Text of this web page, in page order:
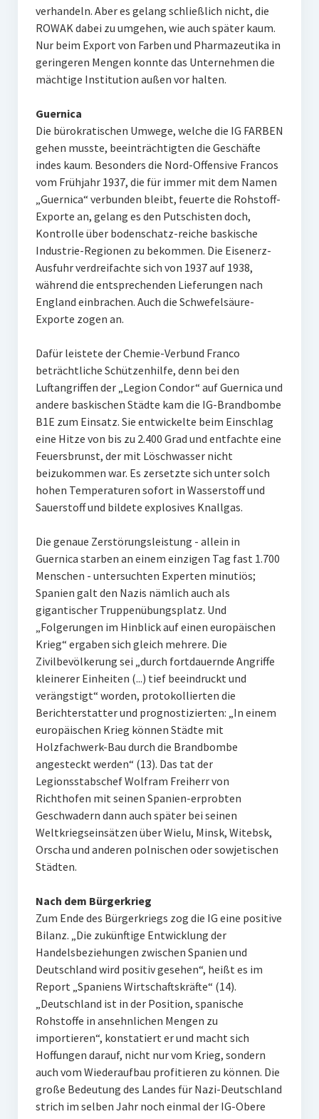
verhandeln. Aber es gelang schließlich nicht, die
ROWAK dabei zu umgehen, wie auch später kaum.
Nur beim Export von Farben und Pharmazeutika in
geringeren Mengen konnte das Unternehmen die
mächtige Institution außen vor halten.
Guernica
Die bürokratischen Umwege, welche die IG FARBEN
gehen musste, beeinträchtigten die Geschäfte
indes kaum. Besonders die Nord-Offensive Francos
vom Frühjahr 1937, die für immer mit dem Namen
„Guernica“ verbunden bleibt, feuerte die Rohstoff-
Exporte an, gelang es den Putschisten doch,
Kontrolle über bodenschatz-reiche baskische
Industrie-Regionen zu bekommen. Die Eisenerz-
Ausfuhr verdreifachte sich von 1937 auf 1938,
während die entsprechenden Lieferungen nach
England einbrachen. Auch die Schwefelsäure-
Exporte zogen an.
Dafür leistete der Chemie-Verbund Franco
beträchtliche Schützenhilfe, denn bei den
Luftangriffen der „Legion Condor“ auf Guernica und
andere baskischen Städte kam die IG-Brandbombe
B1E zum Einsatz. Sie entwickelte beim Einschlag
eine Hitze von bis zu 2.400 Grad und entfachte eine
Feuersbrunst, der mit Löschwasser nicht
beizukommen war. Es zersetzte sich unter solch
hohen Temperaturen sofort in Wasserstoff und
Sauerstoff und bildete explosives Knallgas.
Die genaue Zerstörungsleistung - allein in
Guernica starben an einem einzigen Tag fast 1.700
Menschen - untersuchten Experten minutiös;
Spanien galt den Nazis nämlich auch als
gigantischer Truppenübungsplatz. Und
„Folgerungen im Hinblick auf einen europäischen
Krieg“ ergaben sich gleich mehrere. Die
Zivilbevölkerung sei „durch fortdauernde Angriffe
kleinerer Einheiten (...) tief beeindruckt und
verängstigt“ worden, protokollierten die
Berichterstatter und prognostizierten: „In einem
europäischen Krieg können Städte mit
Holzfachwerk-Bau durch die Brandbombe
angesteckt werden“ (13). Das tat der
Legionsstabschef Wolfram Freiherr von
Richthofen mit seinen Spanien-erprobten
Geschwadern dann auch später bei seinen
Weltkriegseinsätzen über Wielu, Minsk, Witebsk,
Orscha und anderen polnischen oder sowjetischen
Städten.
Nach dem Bürgerkrieg
Zum Ende des Bürgerkriegs zog die IG eine positive
Bilanz. „Die zukünftige Entwicklung der
Handelsbeziehungen zwischen Spanien und
Deutschland wird positiv gesehen“, heißt es im
Report „Spaniens Wirtschaftskräfte“ (14).
„Deutschland ist in der Position, spanische
Rohstoffe in ansehnlichen Mengen zu
importieren“, konstatiert er und macht sich
Hoffungen darauf, nicht nur vom Krieg, sondern
auch vom Wiederaufbau profitieren zu können. Die
große Bedeutung des Landes für Nazi-Deutschland
strich im selben Jahr noch einmal der IG-Obere